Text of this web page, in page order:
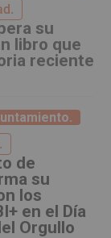
su
libro que
reciente
de
su
los
en el Día
Orgullo